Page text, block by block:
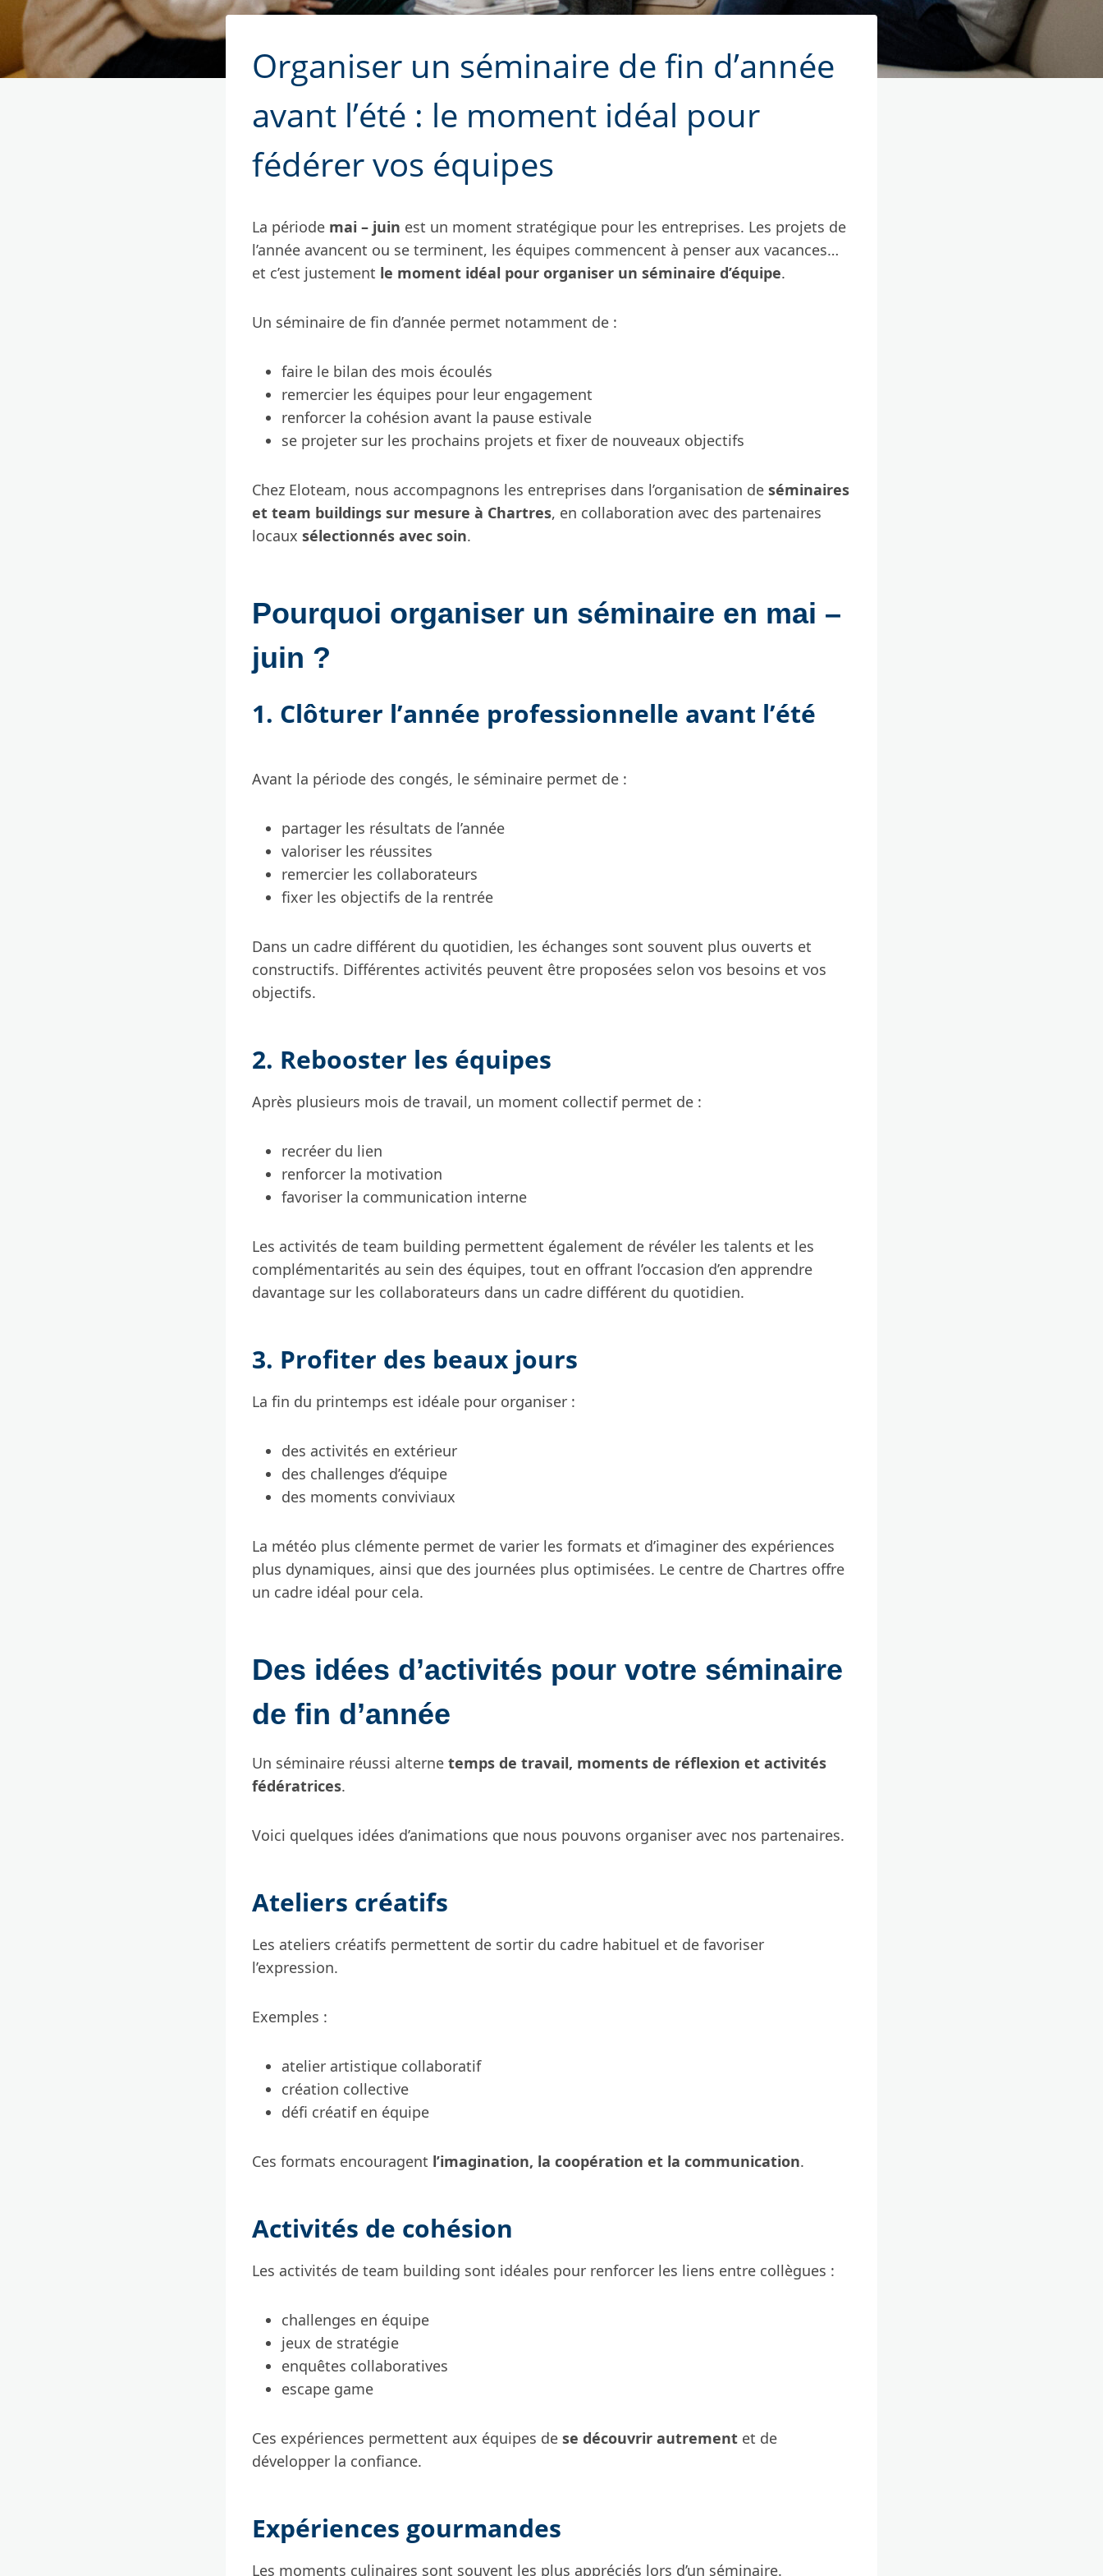
Organiser un séminaire de fin d’année
avant l’été : le moment idéal pour
fédérer vos équipes
La période mai – juin est un moment stratégique pour les entreprises. Les projets de
l’année avancent ou se terminent, les équipes commencent à penser aux vacances…
et c’est justement le moment idéal pour organiser un séminaire d’équipe.
Un séminaire de fin d’année permet notamment de :
faire le bilan des mois écoulés
remercier les équipes pour leur engagement
renforcer la cohésion avant la pause estivale
se projeter sur les prochains projets et fixer de nouveaux objectifs
Chez Eloteam, nous accompagnons les entreprises dans l’organisation de séminaires
et team buildings sur mesure à Chartres, en collaboration avec des partenaires
locaux sélectionnés avec soin.
Pourquoi organiser un séminaire en mai –
juin ?
1. Clôturer l’année professionnelle avant l’été
Avant la période des congés, le séminaire permet de :
partager les résultats de l’année
valoriser les réussites
remercier les collaborateurs
fixer les objectifs de la rentrée
Dans un cadre différent du quotidien, les échanges sont souvent plus ouverts et
constructifs. Différentes activités peuvent être proposées selon vos besoins et vos
objectifs.
2. Rebooster les équipes
Après plusieurs mois de travail, un moment collectif permet de :
recréer du lien
renforcer la motivation
favoriser la communication interne
Les activités de team building permettent également de révéler les talents et les
complémentarités au sein des équipes, tout en offrant l’occasion d’en apprendre
davantage sur les collaborateurs dans un cadre différent du quotidien.
3. Profiter des beaux jours
La fin du printemps est idéale pour organiser :
des activités en extérieur
des challenges d’équipe
des moments conviviaux
La météo plus clémente permet de varier les formats et d’imaginer des expériences
plus dynamiques, ainsi que des journées plus optimisées. Le centre de Chartres offre
un cadre idéal pour cela.
Des idées d’activités pour votre séminaire
de fin d’année
Un séminaire réussi alterne temps de travail, moments de réflexion et activités
fédératrices.
Voici quelques idées d’animations que nous pouvons organiser avec nos partenaires.
Ateliers créatifs
Les ateliers créatifs permettent de sortir du cadre habituel et de favoriser
l’expression.
Exemples :
atelier artistique collaboratif
création collective
défi créatif en équipe
Ces formats encouragent l’imagination, la coopération et la communication.
Activités de cohésion
Les activités de team building sont idéales pour renforcer les liens entre collègues :
challenges en équipe
jeux de stratégie
enquêtes collaboratives
escape game
Ces expériences permettent aux équipes de se découvrir autrement et de
développer la confiance.
Expériences gourmandes
Les moments culinaires sont souvent les plus appréciés lors d’un séminaire.